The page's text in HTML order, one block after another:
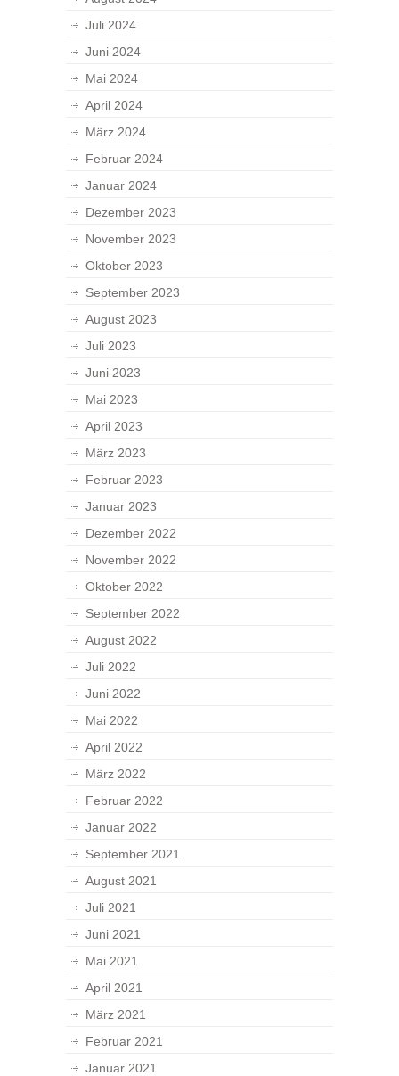
Juli 2024
Juni 2024
Mai 2024
April 2024
März 2024
Februar 2024
Januar 2024
Dezember 2023
November 2023
Oktober 2023
September 2023
August 2023
Juli 2023
Juni 2023
Mai 2023
April 2023
März 2023
Februar 2023
Januar 2023
Dezember 2022
November 2022
Oktober 2022
September 2022
August 2022
Juli 2022
Juni 2022
Mai 2022
April 2022
März 2022
Februar 2022
Januar 2022
September 2021
August 2021
Juli 2021
Juni 2021
Mai 2021
April 2021
März 2021
Februar 2021
Januar 2021